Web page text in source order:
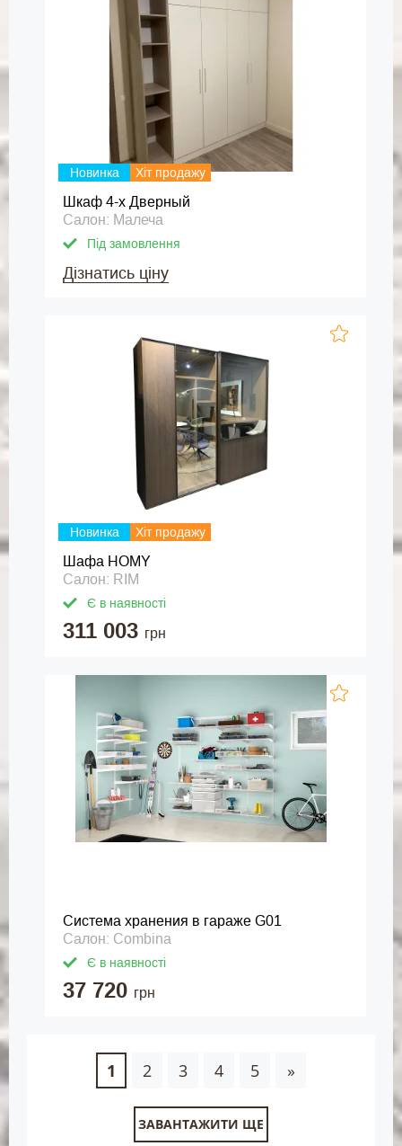
Новинка Хіт продажу
Шкаф 4-х Дверный
Салон: Малеча
Під замовлення
Дізнатись ціну
Новинка Хіт продажу
Шафа HOMY
Салон: RIM
Є в наявності
311 003 грн
Система хранения в гараже G01
Салон: Combina
Є в наявності
37 720 грн
1 2 3 4 5 »
ЗАВАНТАЖИТИ ЩЕ